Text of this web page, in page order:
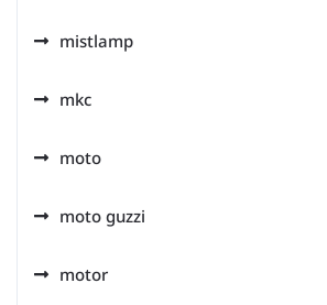
mistlamp
mkc
moto
moto guzzi
motor